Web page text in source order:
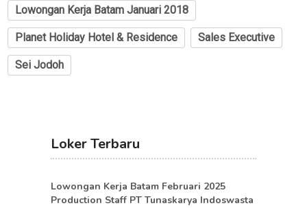
Lowongan Kerja Batam Januari 2018
Planet Holiday Hotel & Residence Sales Executive
Sei Jodoh
Loker Terbaru
Lowongan Kerja Batam Februari 2025
Production Staff PT Tunaskarya Indoswasta